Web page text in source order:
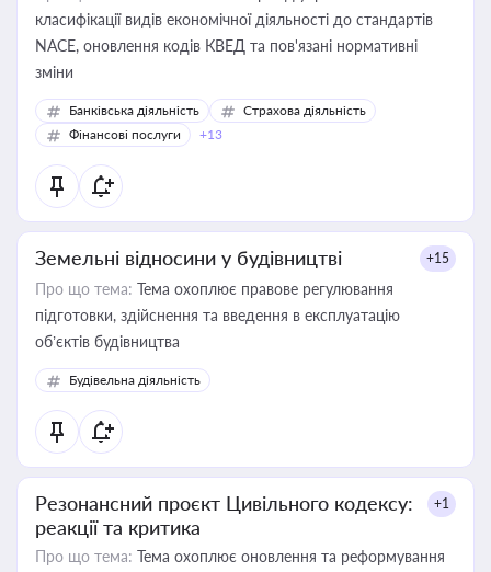
класифікації видів економічної діяльності до стандартів
NACE, оновлення кодів КВЕД та пов'язані нормативні
зміни
Банківська діяльність
Страхова діяльність
Фінансові послуги
+13
Земельні відносини у будівництві +15
Про що тема: Тема охоплює правове регулювання
підготовки, здійснення та введення в експлуатацію
об’єктів будівництва
Будівельна діяльність
Резонансний проєкт Цивільного кодексу:
реакції та критика
+1
Про що тема: Тема охоплює оновлення та реформування